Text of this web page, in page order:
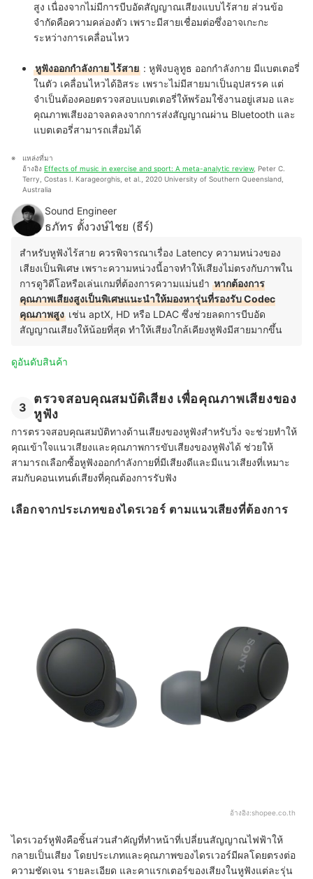
สูง เนื่องจากไม่มีการบีบอัดสัญญาณเสียงแบบไร้สาย ส่วนข้อ
จำกัดคือความคล่องตัว เพราะมีสายเชื่อมต่อซึ่งอาจเกะกะ
ระหว่างการเคลื่อนไหว
หูฟังออกกำลังกาย ไร้สาย : หูฟังบลูทูธ ออกกําลังกาย มีแบตเตอรี่
ในตัว เคลื่อนไหวได้อิสระ เพราะไม่มีสายมาเป็นอุปสรรค แต่
จำเป็นต้องคอยตรวจสอบแบตเตอรี่ให้พร้อมใช้งานอยู่เสมอ และ
คุณภาพเสียงอาจลดลงจากการส่งสัญญาณผ่าน Bluetooth และ
แบตเตอรี่สามารถเสื่อมได้
แหล่งที่มา
อ้างอิง Effects of music in exercise and sport: A meta-analytic review, Peter C.
Terry, Costas I. Karageorghis, et al., 2020 University of Southern Queensland,
Australia
Sound Engineer
ธภัทร ตั้งวงษ์ไชย (ธีร์)
สำหรับหูฟังไร้สาย ควรพิจารณาเรื่อง Latency ความหน่วงของ
เสียงเป็นพิเศษ เพราะความหน่วงนี้อาจทำให้เสียงไม่ตรงกับภาพใน
การดูวิดีโอหรือเล่นเกมที่ต้องการความแม่นยำ หากต้องการ
คุณภาพเสียงสูงเป็นพิเศษแนะนำให้มองหารุ่นที่รองรับ Codec
คุณภาพสูง เช่น aptX, HD หรือ LDAC ซึ่งช่วยลดการบีบอัด
สัญญาณเสียงให้น้อยที่สุด ทำให้เสียงใกล้เคียงหูฟังมีสายมากขึ้น
ดูอันดับสินค้า
3
ตรวจสอบคุณสมบัติเสียง เพื่อคุณภาพเสียงของ
หูฟัง
การตรวจสอบคุณสมบัติทางด้านเสียงของหูฟังสำหรับวิ่ง จะช่วยทำให้
คุณเข้าใจแนวเสียงและคุณภาพการขับเสียงของหูฟังได้ ช่วยให้
สามารถเลือกซื้อหูฟังออกกำลังกายที่มีเสียงดีและมีแนวเสียงที่เหมาะ
สมกับคอนเทนต์เสียงที่คุณต้องการรับฟัง
เลือกจากประเภทของไดรเวอร์ ตามแนวเสียงที่ต้องการ
อ้างอิง:shopee.co.th
ไดรเวอร์หูฟังคือชิ้นส่วนสำคัญที่ทำหน้าที่เปลี่ยนสัญญาณไฟฟ้าให้
กลายเป็นเสียง โดยประเภทและคุณภาพของไดรเวอร์มีผลโดยตรงต่อ
ความชัดเจน รายละเอียด และคาแรกเตอร์ของเสียงในหูฟังแต่ละรุ่น